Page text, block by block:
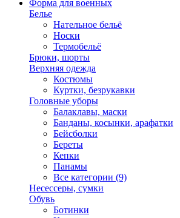
Форма для военных
Белье
Нательное бельё
Носки
Термобельё
Брюки, шорты
Верхняя одежда
Костюмы
Куртки, безрукавки
Головные уборы
Балаклавы, маски
Банданы, косынки, арафатки
Бейсболки
Береты
Кепки
Панамы
Все категории (9)
Несессеры, сумки
Обувь
Ботинки